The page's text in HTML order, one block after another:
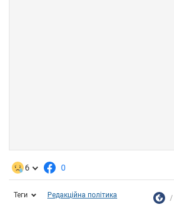
6 0
Теги Редакційна політика